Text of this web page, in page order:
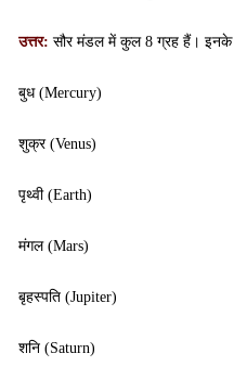
उत्तर: सौर मंडल में कुल 8 ग्रह हैं। इनके
बुध (Mercury)
शुक्र (Venus)
पृथ्वी (Earth)
मंगल (Mars)
बृहस्पति (Jupiter)
शनि (Saturn)